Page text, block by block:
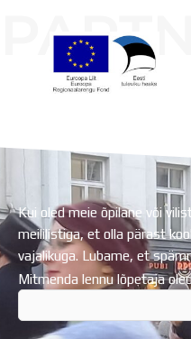
Kui oled meie õpilane või
meililistiga, et olla pärast
vajalikuga. Lubame, et
Mitmenda lennu lõpetaja